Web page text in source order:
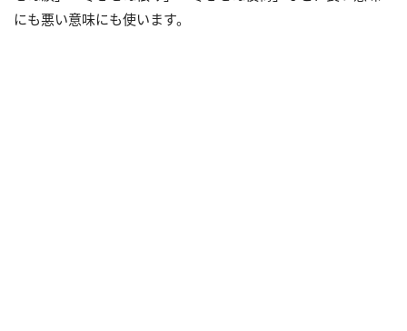
にも悪い意味にも使います。